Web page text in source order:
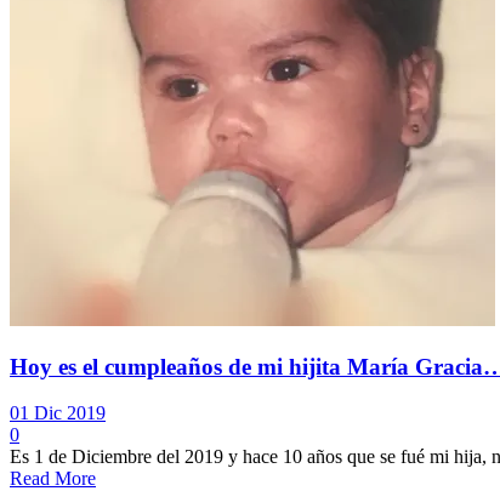
Hoy es el cumpleaños de mi hijita María
01 Dic 2019
0
Es 1 de Diciembre del 2019 y hace 10 años que se fué mi hija,
Read More